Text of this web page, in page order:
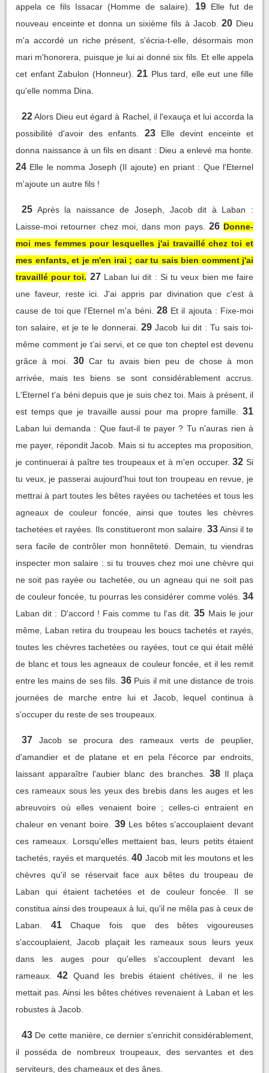
appela ce fils Issacar (Homme de salaire).
19 Elle fut de
nouveau enceinte et donna un sixième fils à Jacob. 20 Dieu
m'a accordé un riche présent, s'écria-t-elle, désormais mon
mari m'honorera, puisque je lui ai donné six fils. Et elle appela
cet enfant Zabulon (Honneur).
21 Plus tard, elle eut une fille
qu'elle nomma Dina.
22Alors Dieu eut égard à Rachel, il l'exauça et lui accorda la
possibilité d'avoir des enfants.
23
Elle devint enceinte et
donna naissance à un fils en disant : Dieu a enlevé ma honte.
24 Elle le nomma Joseph (Il ajoute) en priant : Que l'Eternel
m'ajoute un autre fils !
25 Après la naissance de Joseph, Jacob dit à Laban :
Laisse-moi retourner chez moi, dans mon pays.
26 Donne-
moi mes femmes pour lesquelles j'ai travaillé chez toi et
mes enfants, et je m'en irai ; car tu sais bien comment j'ai
travaillé pour toi. 27 Laban lui dit : Si tu veux bien me faire
une faveur, reste ici. J'ai appris par divination que c'est à
cause de toi que l'Eternel m'a béni. 28 Et il ajouta : Fixe-moi
ton salaire, et je te le donnerai. 29 Jacob lui dit : Tu sais toi-
même comment je t'ai servi, et ce que ton cheptel est devenu
grâce à moi.
30 Car tu avais bien peu de chose à mon
arrivée, mais tes biens se sont considérablement accrus.
L'Eternel t'a béni depuis que je suis chez toi. Mais à présent, il
est temps que je travaille aussi pour ma propre famille.
31
Laban lui demanda : Que faut-il te payer ? Tu n'auras rien à
me payer, répondit Jacob. Mais si tu acceptes ma proposition,
je continuerai à paître tes troupeaux et à m'en occuper. 32 Si
tu veux, je passerai aujourd'hui tout ton troupeau en revue, je
mettrai à part toutes les bêtes rayées ou tachetées et tous les
agneaux de couleur foncée, ainsi que toutes les chèvres
tachetées et rayées. Ils constitueront mon salaire. 33Ainsi il te
sera facile de contrôler mon honnêteté. Demain, tu viendras
inspecter mon salaire : si tu trouves chez moi une chèvre qui
ne soit pas rayée ou tachetée, ou un agneau qui ne soit pas
de couleur foncée, tu pourras les considérer comme volés. 34
Laban dit : D'accord ! Fais comme tu l'as dit. 35 Mais le jour
même, Laban retira du troupeau les boucs tachetés et rayés,
toutes les chèvres tachetées ou rayées, tout ce qui était mêlé
de blanc et tous les agneaux de couleur foncée, et il les remit
entre les mains de ses fils. 36 Puis il mit une distance de trois
journées de marche entre lui et Jacob, lequel continua à
s'occuper du reste de ses troupeaux.
37
Jacob se procura des rameaux verts de peuplier,
d'amandier et de platane et en pela l'écorce par endroits,
laissant apparaître l'aubier blanc des branches.
38 Il plaça
ces rameaux sous les yeux des brebis dans les auges et les
abreuvoirs où elles venaient boire ; celles-ci entraient en
chaleur en venant boire.
39 Les bêtes s'accouplaient devant
ces rameaux. Lorsqu'elles mettaient bas, leurs petits étaient
tachetés, rayés et marquetés. 40 Jacob mit les moutons et les
chèvres qu'il se réservait face aux bêtes du troupeau de
Laban qui étaient tachetées et de couleur foncée. Il se
constitua ainsi des troupeaux à lui, qu'il ne mêla pas à ceux de
Laban.
41
Chaque fois que des bêtes vigoureuses
s'accouplaient, Jacob plaçait les rameaux sous leurs yeux
dans les auges pour qu'elles s'accouplent devant les
rameaux.
42 Quand les brebis étaient chétives, il ne les
mettait pas. Ainsi les bêtes chétives revenaient à Laban et les
robustes à Jacob.
43 De cette manière, ce dernier s'enrichit considérablement,
il posséda de nombreux troupeaux, des servantes et des
serviteurs, des chameaux et des ânes.